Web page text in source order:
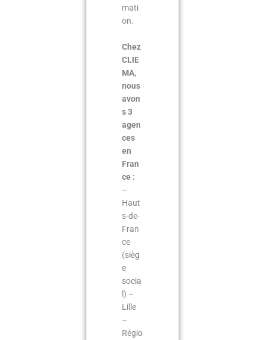
mati
on.
Chez
CLIE
MA,
nous
avon
s 3
agen
ces
en
Fran
ce :
–
Haut
s-de-
Fran
ce
(sièg
e
socia
l) –
Lille
–
Régio